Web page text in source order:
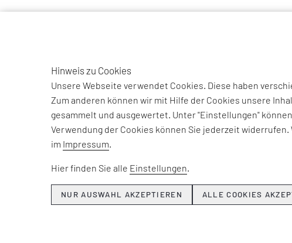
Hinweis zu Cookies
Unsere Webseite verwendet Cookies. Diese haben
Zum anderen können wir mit Hilfe der Cookies unsere
gesammelt und ausgewertet. Unter "Einstellungen"
Verwendung der Cookies können Sie jederzeit
im Impressum.
Hier finden Sie alle Einstellungen.
NUR AUSWAHL AKZEPTIEREN ALLE COOKIES